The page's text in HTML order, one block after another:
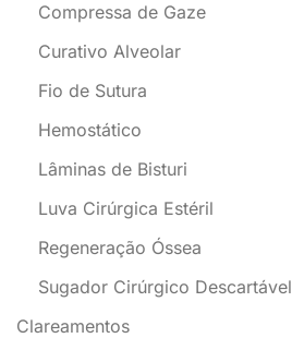
Compressa de Gaze
Curativo Alveolar
Fio de Sutura
Hemostático
Lâminas de Bisturi
Luva Cirúrgica Estéril
Regeneração Óssea
Sugador Cirúrgico Descartável
Clareamentos